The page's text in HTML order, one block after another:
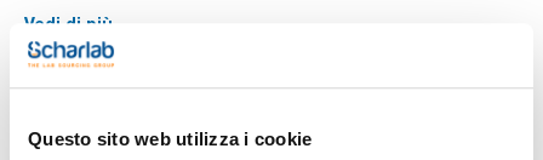
Questo sito web utilizza i cookie
Vedi di più
Documentazione tecnica